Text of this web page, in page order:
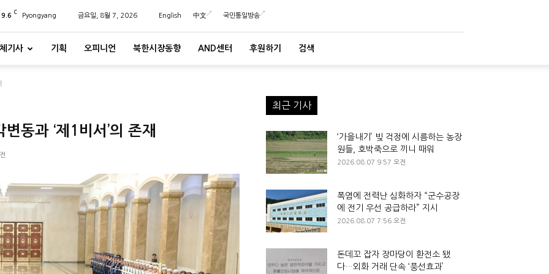
C Pyongyang 금요일, 8월 7, 2026 English 中文 국민통일방송
기사 기획 오피니언 북한시장동향 AND센터 후원하기 검색
동과 ‘제1비서’의 존재
최근 기사
‘가을내기’ 빚 걱정에 시름하는 농장
원들, 호박죽으로 끼니 때워
2026.08.07 9:57 오전
폭염에 전력난 심화하자 “군수공장
에 전기 우선 공급하라” 지시
2026.08.07 7:56 오전
돈데꼬 잡자 장마당이 환전소 됐
다…외화 거래 단속 ‘풍선효과’